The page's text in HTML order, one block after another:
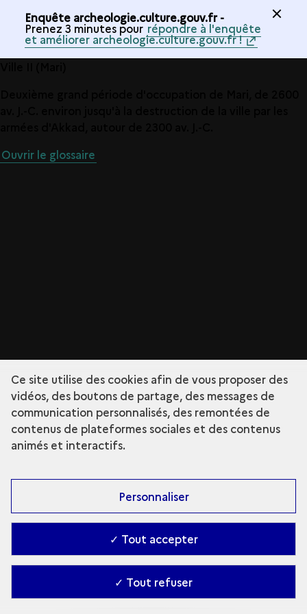
Enquête archeologie.culture.gouv.fr -
Prenez 3 minutes pour répondre à l'enquête
et améliorer archeologie.culture.gouv.fr !
Ouvrir le glossaire
Ce site utilise des cookies afin de vous proposer des
vidéos, des boutons de partage, des messages de
communication personnalisés, des remontées de
contenus de plateformes sociales et des contenus
animés et interactifs.
Personnaliser
✓ Tout accepter
✓ Tout refuser